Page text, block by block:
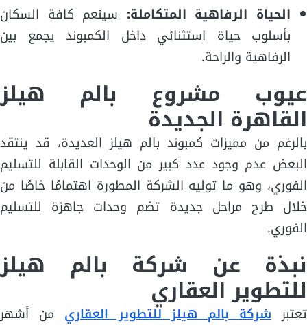
الحياة الرفاهية المتكاملة: سينعم كافة السكان
بأسلوب حياة استثنائي داخل الكمبوند يجمع بين
الرفاهية والراحة.
عيوب مشروع بالم هيلز
القاهرة الجديدة
بالرغم من مميزات كمبوند بالم هيلز العديدة، قد ينتقد
البعض عدم وجود عدد كبير من الوحدات القابلة للتسليم
الفوري، وهو ما توليه الشركة المطورة اهتمامًا خاصًا من
خلال طرح مراحل جديدة تضم وحدات جاهزة للتسليم
الفوري.
نبذة عن شركة بالم هيلز
للتطوير العقاري
تعتبرشركة بالم هيلز للتطوير العقاري من أشهر